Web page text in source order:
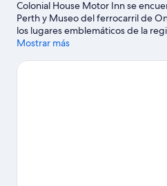
Colonial House Motor Inn se
Perth y Museo del ferrocarril de
los lugares emblemáticos de la
acercarte a Perth Golf Course y
Mostrar más